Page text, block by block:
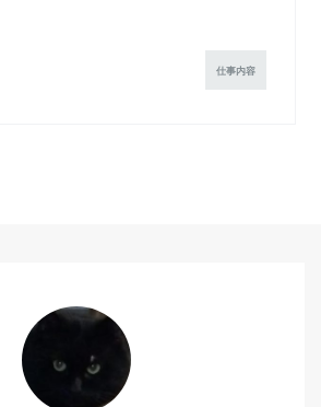
仕事内容